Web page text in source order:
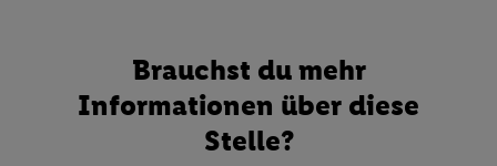
Brauchst du mehr
Informationen über diese
Stelle?